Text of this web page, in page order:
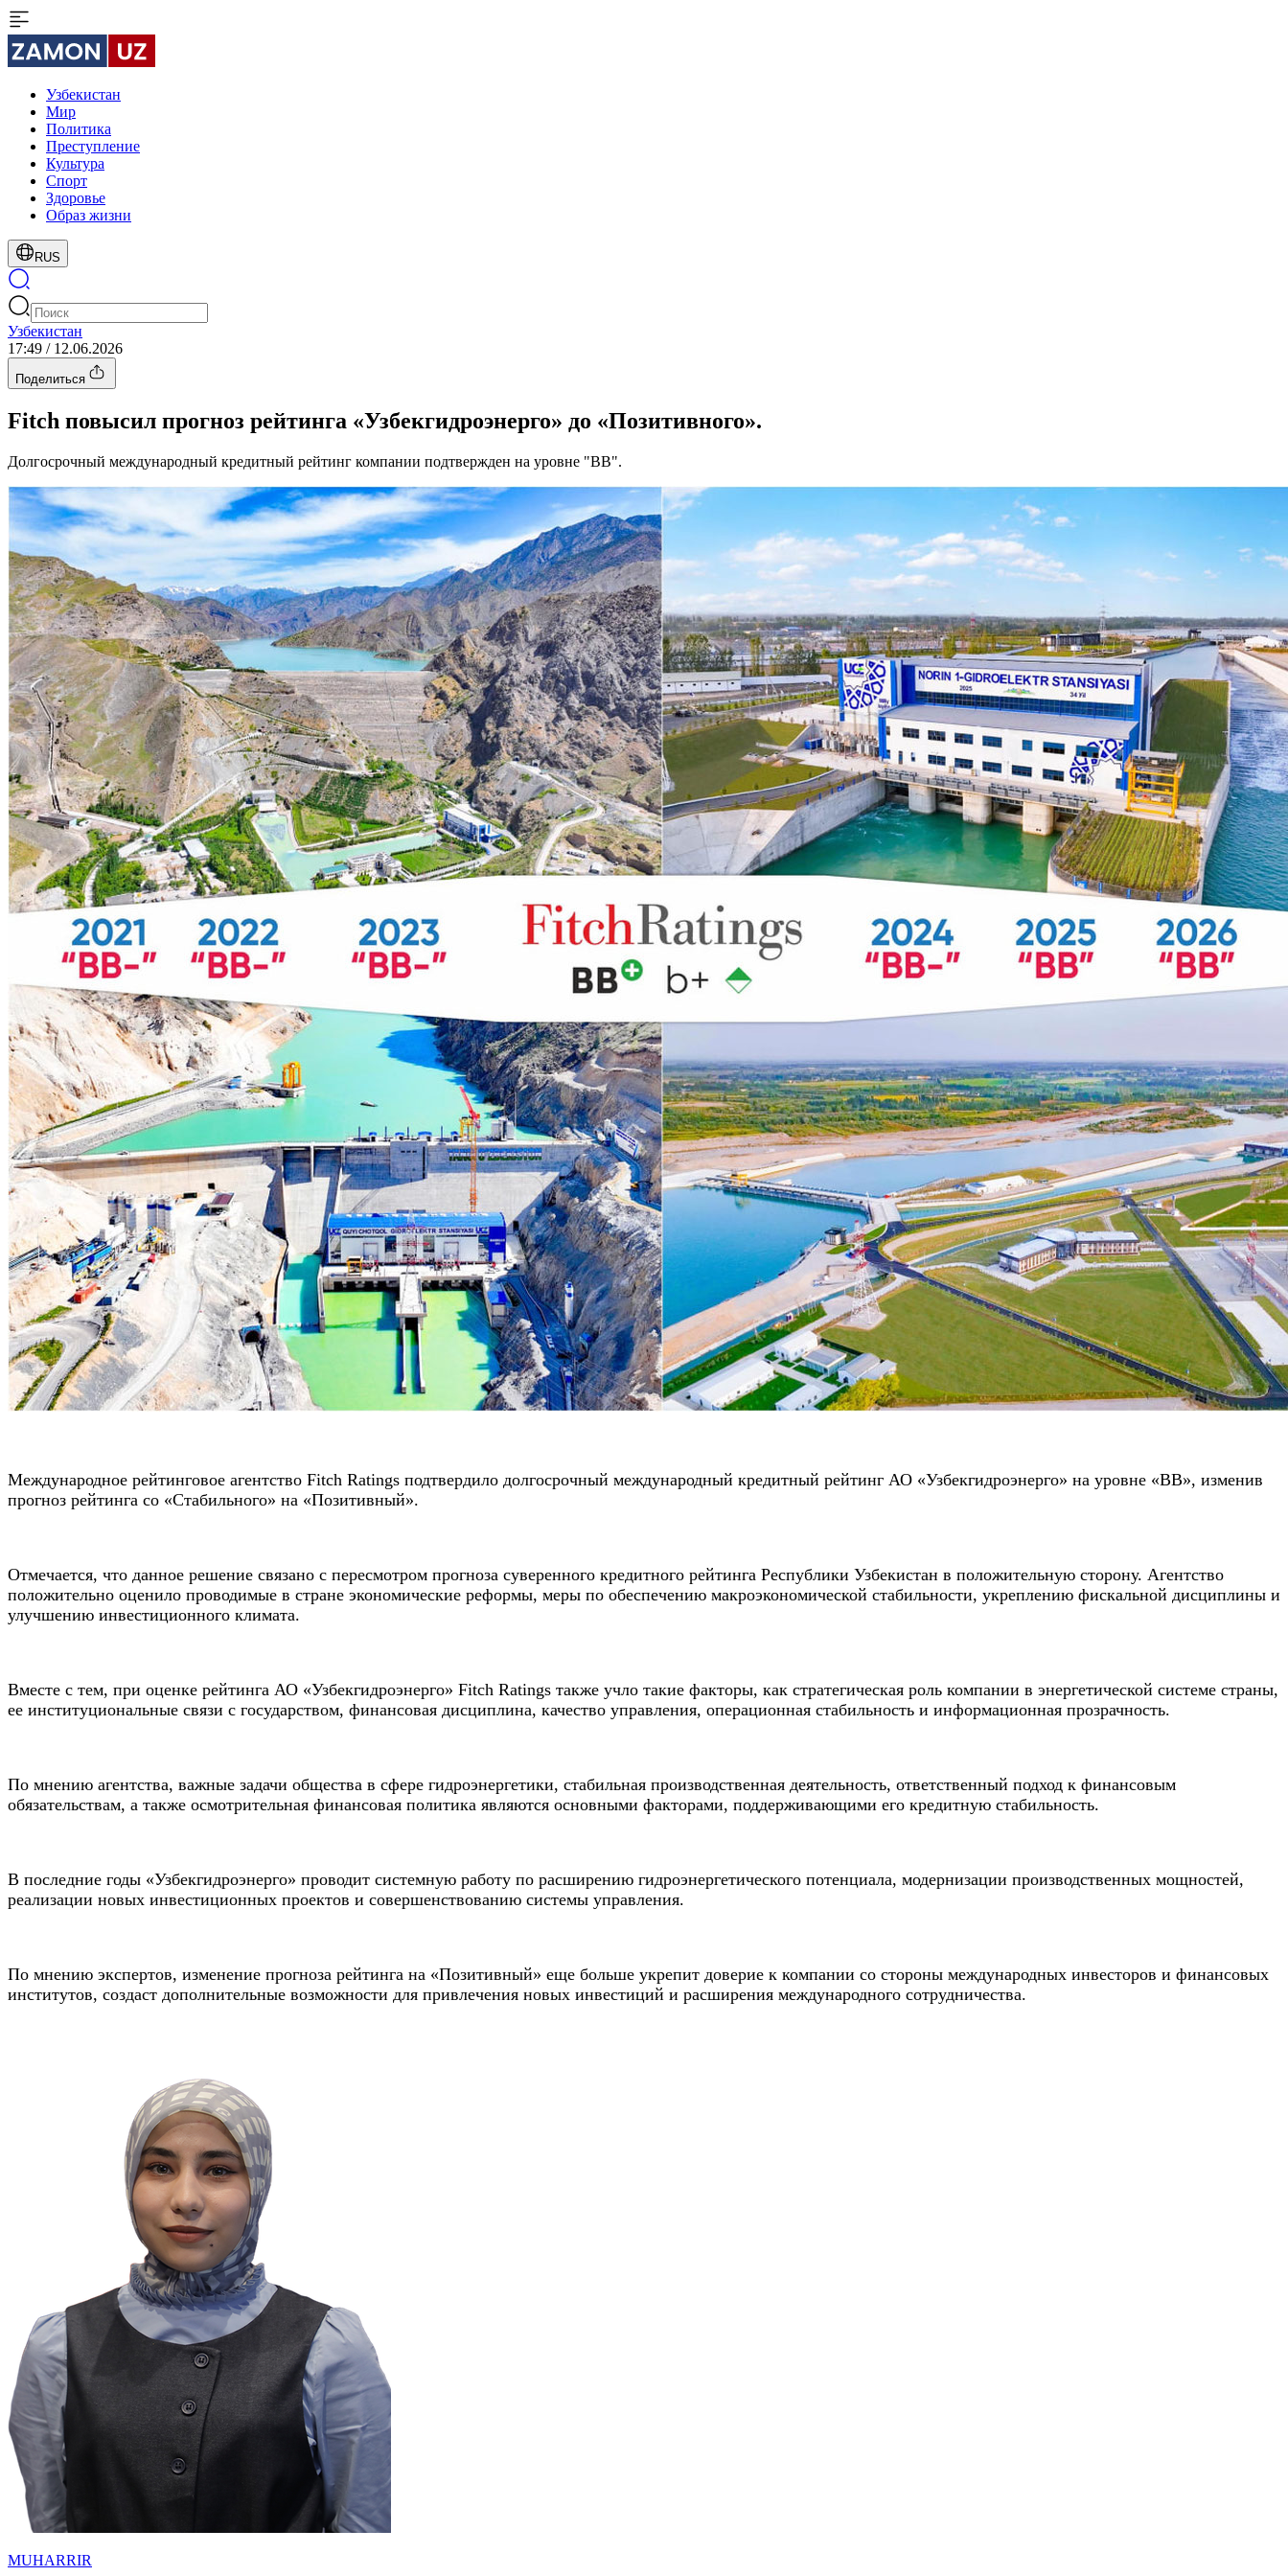
Узбекистан
Мир
Политика
Преступление
Культура
Спорт
Здоровье
Образ жизни
RUS
Узбекистан
17:49 / 12.06.2026
Поделиться
Fitch повысил прогноз рейтинга «Узбекгидроэнерго» до «Позитивного».
Долгосрочный международный кредитный рейтинг компании подтвержден на уровне "BB".
Международное рейтинговое агентство Fitch Ratings подтвердило долгосрочный международный кредитный рейтинг АО «Узбекгидроэнерго» на уровне «BB», изменив
прогноз рейтинга со «Стабильного» на «Позитивный».
Отмечается, что данное решение связано с пересмотром прогноза суверенного кредитного рейтинга Республики Узбекистан в положительную сторону. Агентство
положительно оценило проводимые в стране экономические реформы, меры по обеспечению макроэкономической стабильности, укреплению фискальной дисциплины и
улучшению инвестиционного климата.
Вместе с тем, при оценке рейтинга АО «Узбекгидроэнерго» Fitch Ratings также учло такие факторы, как стратегическая роль компании в энергетической системе страны,
ее институциональные связи с государством, финансовая дисциплина, качество управления, операционная стабильность и информационная прозрачность.
По мнению агентства, важные задачи общества в сфере гидроэнергетики, стабильная производственная деятельность, ответственный подход к финансовым
обязательствам, а также осмотрительная финансовая политика являются основными факторами, поддерживающими его кредитную стабильность.
В последние годы «Узбекгидроэнерго» проводит системную работу по расширению гидроэнергетического потенциала, модернизации производственных мощностей,
реализации новых инвестиционных проектов и совершенствованию системы управления.
По мнению экспертов, изменение прогноза рейтинга на «Позитивный» еще больше укрепит доверие к компании со стороны международных инвесторов и финансовых
институтов, создаст дополнительные возможности для привлечения новых инвестиций и расширения международного сотрудничества.
MUHARRIR